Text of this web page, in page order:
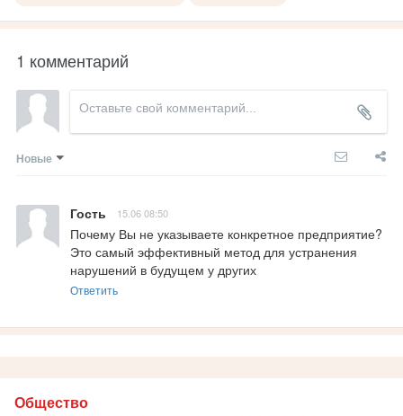
1 комментарий
Новые
Гость 15.06 08:50
Почему Вы не указываете конкретное предприятие?
Это самый эффективный метод для устранения
нарушений в будущем у других
Ответить
Общество